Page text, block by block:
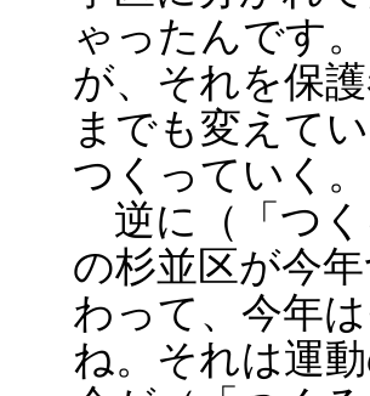
ゃったんです
が、それを保
までも変えて
つくっていく。
逆に（「つく
の杉並区が今
わって、今年
ね。それは運